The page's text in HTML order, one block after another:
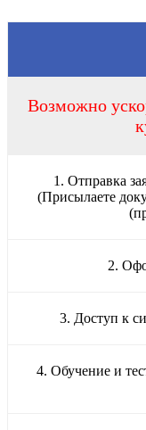
Возможно
1. Отправка
(Присылаете
2.
3. Доступ к
4. Обучение и